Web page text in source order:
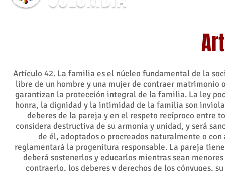
Artículo 42. La familia es el núcleo fundamental de la
libre de un hombre y una mujer de contraer matrimonio
garantizan la protección integral de la familia. La ley
honra, la dignidad y la intimidad de la familia son
deberes de la pareja y en el respeto recíproco entre
considera destructiva de su armonía y unidad, y será
de él, adoptados o procreados naturalmente o
reglamentará la progenitura responsable. La pareja
deberá sostenerlos y educarlos mientras sean
contraerlo, los deberes y derechos de los cónyuges,